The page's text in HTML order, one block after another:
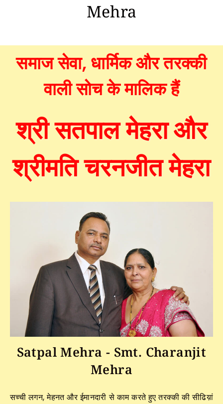
Mehra
समाज सेवा, धार्मिक और तरक्की
वाली सोच के मालिक हैं
श्री सतपाल मेहरा और
श्रीमति चरनजीत मेहरा
Satpal Mehra - Smt. Charanjit
Mehra
सच्ची लगन, मेहनत और ईमानदारी से काम करते हुए तरक्की की सीढिय़ां